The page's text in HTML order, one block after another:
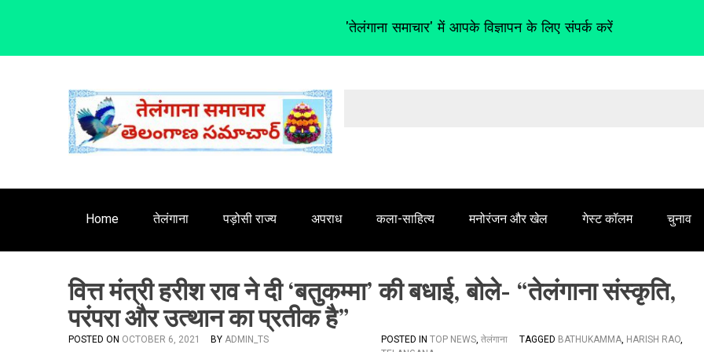
e
Home तेलंगाना पड़ोसी राज्य अपराध कला-साहित्य मनोरंजन और खेल गेस्ट कॉलम चुनाव
वित्त मंत्री हरीश राव ने दी ‘बतुकम्मा’ की बधाई, बोले- “तेलंगाना संस्कृति,
परंपरा और उत्थान का प्रतीक है”
POSTED ON OCTOBER 6, 2021 BY ADMIN_TS POSTED IN TOP NEWS, तेलंगाना TAGGED BATHUKAMMA, HARISH RAO,
'तेलंगाना समाचार' में आपके विज्ञापन के लिए संपर्क करें